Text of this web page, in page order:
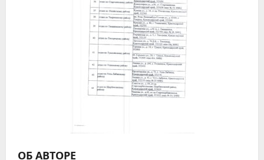
ОБ АВТОРЕ